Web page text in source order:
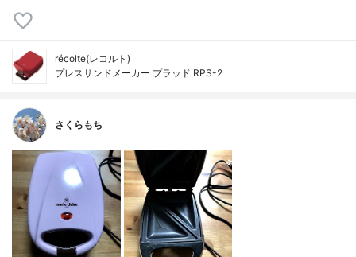
récolte(レコルト)
プレスサンドメーカー プラッド RPS-2
さくらもち